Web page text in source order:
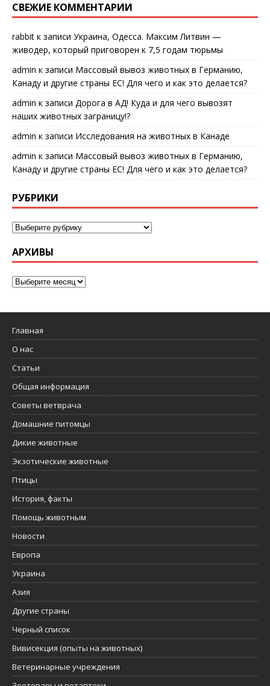
СВЕЖИЕ КОММЕНТАРИИ
rabbit к записи Украина, Одесса. Максим Литвин —
живодер, который приговорен к 7,5 годам тюрьмы
admin к записи Массовый вывоз животных в Германию,
Канаду и другие страны ЕС! Для чего и как это делается?
admin к записи Дорога в АД! Куда и для чего вывозят
наших животных заграницу!?
admin к записи Исследования на животных в Канаде
admin к записи Массовый вывоз животных в Германию,
Канаду и другие страны ЕС! Для чего и как это делается?
РУБРИКИ
АРХИВЫ
Главная
О нас
Статьи
Общая информация
Советы ветврача
Домашние питомцы
Дикие животные
Экзотические животные
Птицы
История, факты
Помощь животным
Новости
Европа
Украина
Азия
Другие страны
Черный список
Вивисекция (опыты на животных)
Ветеринарные учреждения